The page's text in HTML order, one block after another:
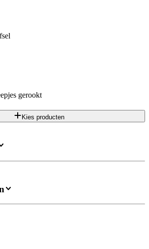
gerookt
Kies producten